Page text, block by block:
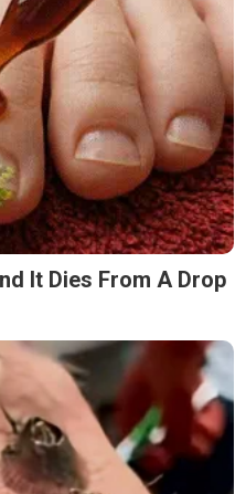
It Dies From A Drop